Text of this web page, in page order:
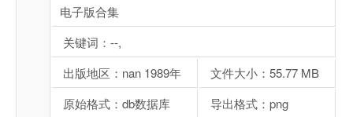
电子版合集
关键词：--,
出版地区：nan 1989年
文件大小：55.77 MB
原始格式：db数据库
导出格式：png